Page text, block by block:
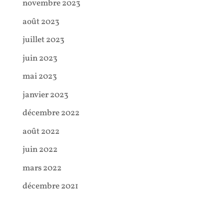
novembre 2023
août 2023
juillet 2023
juin 2023
mai 2023
janvier 2023
décembre 2022
août 2022
juin 2022
mars 2022
décembre 2021